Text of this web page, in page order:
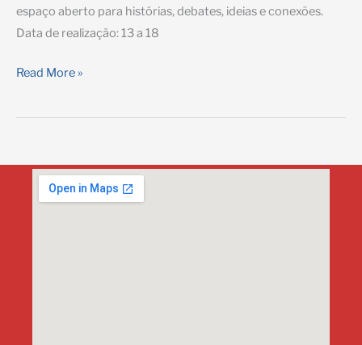
espaço aberto para histórias, debates, ideias e conexões.
Data de realização: 13 a 18
Primavera
Livros
Read More »